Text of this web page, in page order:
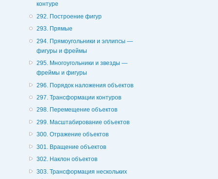
контуре
292. Построение фигур
293. Прямые
294. Прямоугольники и эллипсы —
фигуры и фреймы
295. Многоугольники и звезды —
фреймы и фигуры
296. Порядок наложения объектов
297. Трансформации контуров
298. Перемещение объектов
299. Масштабирование объектов
300. Отражение объектов
301. Вращение объектов
302. Наклон объектов
303. Трансформация нескольких